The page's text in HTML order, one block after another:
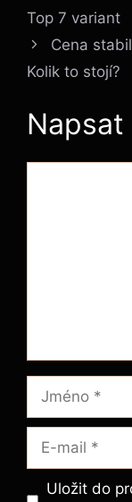
Top 7 variant
Cena
Kolik to stojí?
Jméno
Uložit do